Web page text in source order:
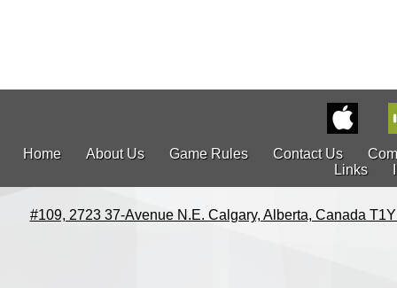
Home About Us Game Rules Contact Us
Links
#109, 2723 37-Avenue N.E. Calgary, Alberta, Canada